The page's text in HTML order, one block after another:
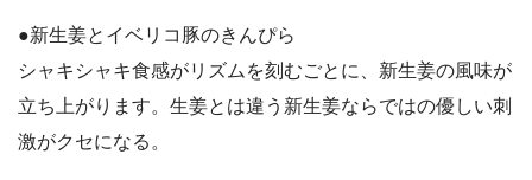
●新生姜とイベリコ豚のきんぴら
シャキシャキ食感がリズムを刻むごとに、新生姜の風味が
立ち上がります。生姜とは違う新生姜ならではの優しい刺
激がクセになる。